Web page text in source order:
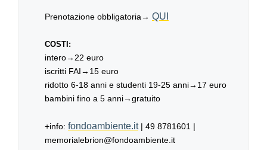
Prenotazione obbligatoria→ QUI
COSTI:
intero→22 euro
iscritti FAI→15 euro
ridotto 6-18 anni e studenti 19-25 anni→17 euro
bambini fino a 5 anni→gratuito
+info: fondoambiente.it| 49 8781601 |
memorialebrion@fondoambiente.it